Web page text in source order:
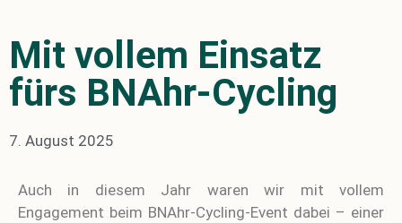
Mit vollem Einsatz
fürs BNAhr-Cycling
7. August 2025
Auch in diesem Jahr waren wir mit vollem
Engagement beim BNAhr-Cycling-Event dabei – einer